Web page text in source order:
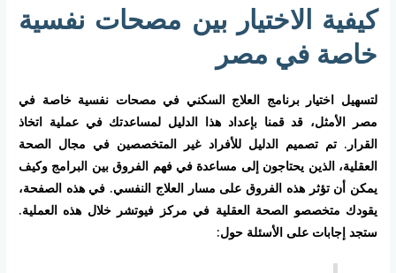
كيفية الاختيار بين مصحات نفسية
خاصة في مصر
لتسهيل اختيار برنامج العلاج السكني في مصحات نفسية خاصة في
مصر الأمثل، قد قمنا بإعداد هذا الدليل لمساعدتك في عملية اتخاذ
القرار. تم تصميم الدليل للأفراد غير المتخصصين في مجال الصحة
العقلية، الذين يحتاجون إلى مساعدة في فهم الفروق بين البرامج وكيف
يمكن أن تؤثر هذه الفروق على مسار العلاج النفسي. في هذه الصفحة،
يقودك متخصصو الصحة العقلية في مركز فيوتشر خلال هذه العملية.
ستجد إجابات على الأسئلة حول: